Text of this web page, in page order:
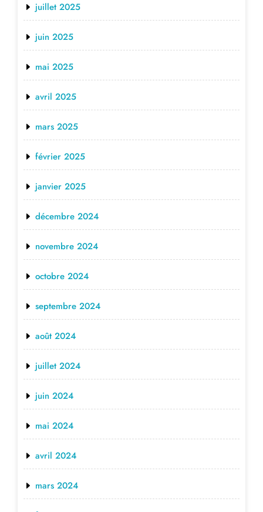
juillet 2025
juin 2025
mai 2025
avril 2025
mars 2025
février 2025
janvier 2025
décembre 2024
novembre 2024
octobre 2024
septembre 2024
août 2024
juillet 2024
juin 2024
mai 2024
avril 2024
mars 2024